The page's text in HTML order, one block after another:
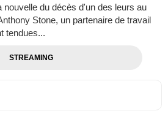
nouvelle du décès d'un des leurs au
Stone, un partenaire de travail
tendues...
STREAMING